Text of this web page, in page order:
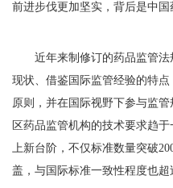
前进步伐更加坚实，背后是中国
近年来制修订的药品监管法
现状、借鉴国际监管经验的特
原则，并在国际视野下参与监
区药品监管机构的技术要求趋
上新台阶，不仅标准数量突破
盖，与国际标准一致性程度也超